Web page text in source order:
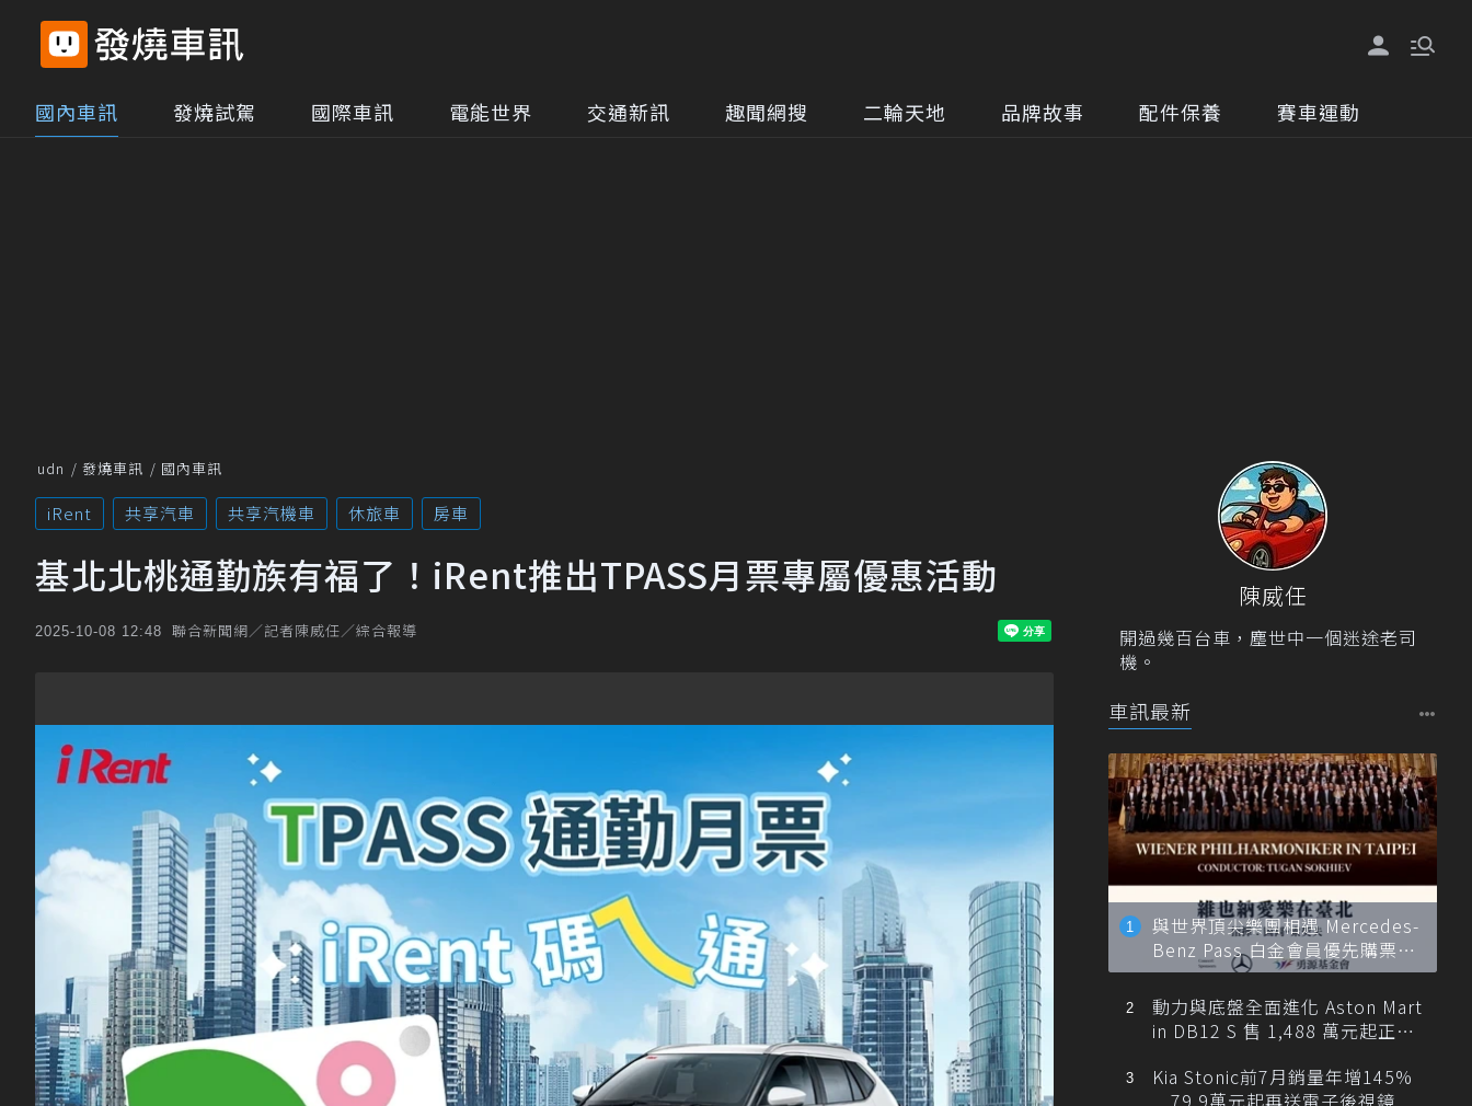
國內車訊 發燒試駕 國際車訊 電能世界 交通新訊 趣聞網搜 二輪天地 品牌故事 配件保養 賽車運動
udn 發燒車訊 國內車訊
iRent 共享汽車 共享汽機車 休旅車 房車
基北北桃通勤族有福了！iRent推出TPASS月票專屬優惠活動
2025-10-08 12:48 聯合新聞網／記者陳威任／綜合報導
陳威任
開過幾百台車，塵世中一個迷途老司
機。
車訊最新
與世界頂尖樂團相遇 Mercedes-
Benz Pass 白金會員優先購票維
也納愛樂
動力與底盤全面進化 Aston Mart
in DB12 S 售 1,488 萬元起正式
Kia Stonic前7月銷量年增145%
79.9萬元起再送電子後視鏡